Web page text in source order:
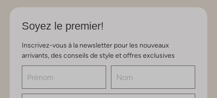
Soyez le premier!
Inscrivez-vous à la newsletter pour les nouveaux
arrivants, des conseils de style et offres exclusives